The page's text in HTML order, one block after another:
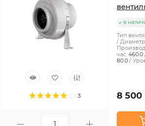
3
в
Тип
час: 460.0
80.0
8 500